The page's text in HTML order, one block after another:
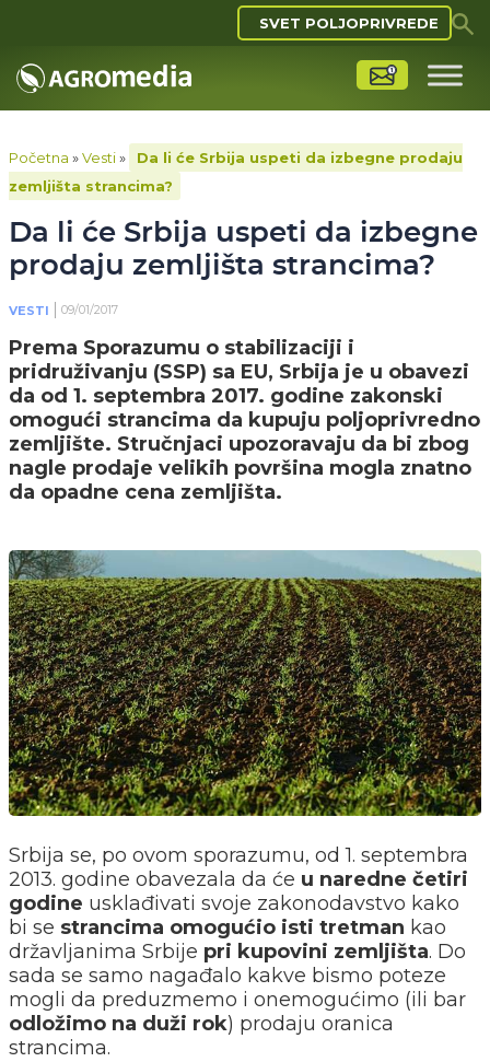
SVET POLJOPRIVREDE
Početna »Vesti»
Da li će Srbija uspeti da izbegne prodaju
zemljišta strancima?
Da li će Srbija uspeti da izbegne
prodaju zemljišta strancima?
VESTI 09/01/2017
Prema Sporazumu o stabilizaciji i
pridruživanju (SSP) sa EU, Srbija je u obavezi
da od 1. septembra 2017. godine zakonski
omogući strancima da kupuju poljoprivredno
zemljište. Stručnjaci upozoravaju da bi zbog
nagle prodaje velikih površina mogla znatno
da opadne cena zemljišta.
Srbija se, po ovom sporazumu, od 1. septembra
2013. godine obavezala da će u naredne četiri
godine usklađivati svoje zakonodavstvo kako
bi se strancima omogućio isti tretman kao
državljanima Srbije pri kupovini zemljišta. Do
sada se samo nagađalo kakve bismo poteze
mogli da preduzmemo i onemogućimo (ili bar
odložimo na duži rok) prodaju oranica
strancima.